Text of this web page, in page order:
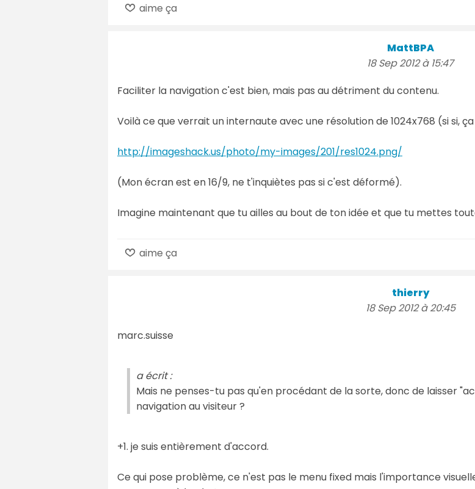
aime ça
MattBPA
18 Sep 2012 à 15:47
Faciliter la navigation c'est bien, mais pas au détriment du contenu.
Voilà ce que verrait un internaute avec une résolution de 1024x768 (si si,
http://imageshack.us/photo/my-images/201/res1024.png/
(Mon écran est en 16/9, ne t'inquiètes pas si c'est déformé).
Imagine maintenant que tu ailles au bout de ton idée et que tu mettes
aime ça
thierry
18 Sep 2012 à 20:45
marc.suisse
a écrit :
Mais ne penses-tu pas qu'en procédant de la sorte, donc de laisser
navigation au visiteur ?
+1. je suis entièrement d'accord.
Ce qui pose problème, ce n'est pas le menu fixed mais l'importance